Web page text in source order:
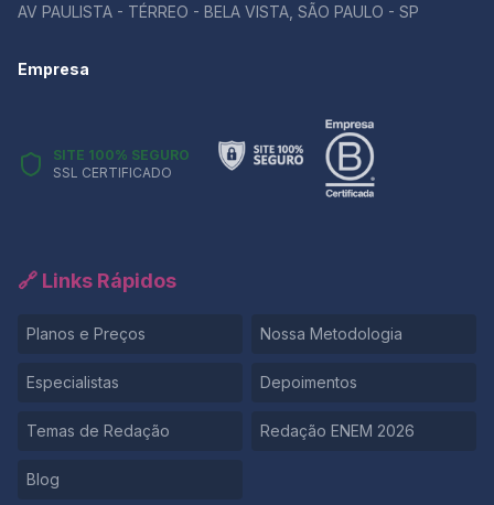
AV PAULISTA - TÉRREO - BELA VISTA, SÃO PAULO - SP
Empresa
SITE 100% SEGURO
SSL CERTIFICADO
🔗 Links Rápidos
Planos e Preços Nossa Metodologia
Especialistas Depoimentos
Temas de Redação Redação ENEM 2026
Blog